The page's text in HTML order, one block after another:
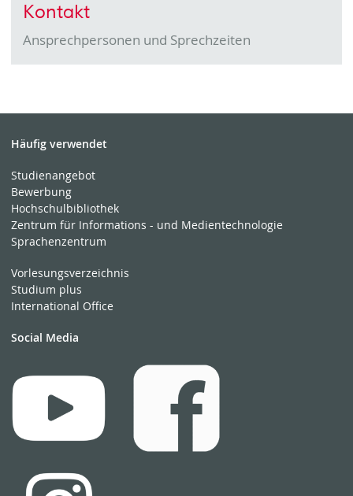
Kontakt
Ansprechpersonen und Sprechzeiten
Häufig verwendet
Studienangebot
Bewerbung
Hochschulbibliothek
Zentrum für Informations - und Medientechnologie
Sprachenzentrum
Vorlesungsverzeichnis
Studium plus
International Office
Social Media